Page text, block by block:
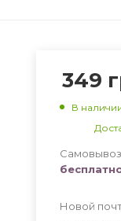
349
В
Самовывоз
Новой